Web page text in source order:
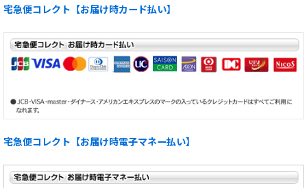
宅急便コレクト【お届け時カード払い】
宅急便コレクト【お届け時電子マネー払い】